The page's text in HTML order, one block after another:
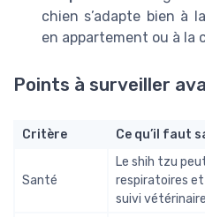
chien s’adapte bien à
en appartement ou à la
Points à surveiller
Critère Ce qu’il faut
Santé
Le shih tzu
respiratoires et
suivi